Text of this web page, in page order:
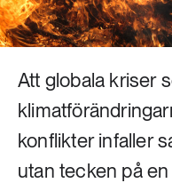
Transport
Vatten
612 ARTIKLAR
Mat & jordbruk
262 ARTIKLAR
Skog
360 ARTIKLAR
Att globala kriser
konflikter infaller
utan tecken på